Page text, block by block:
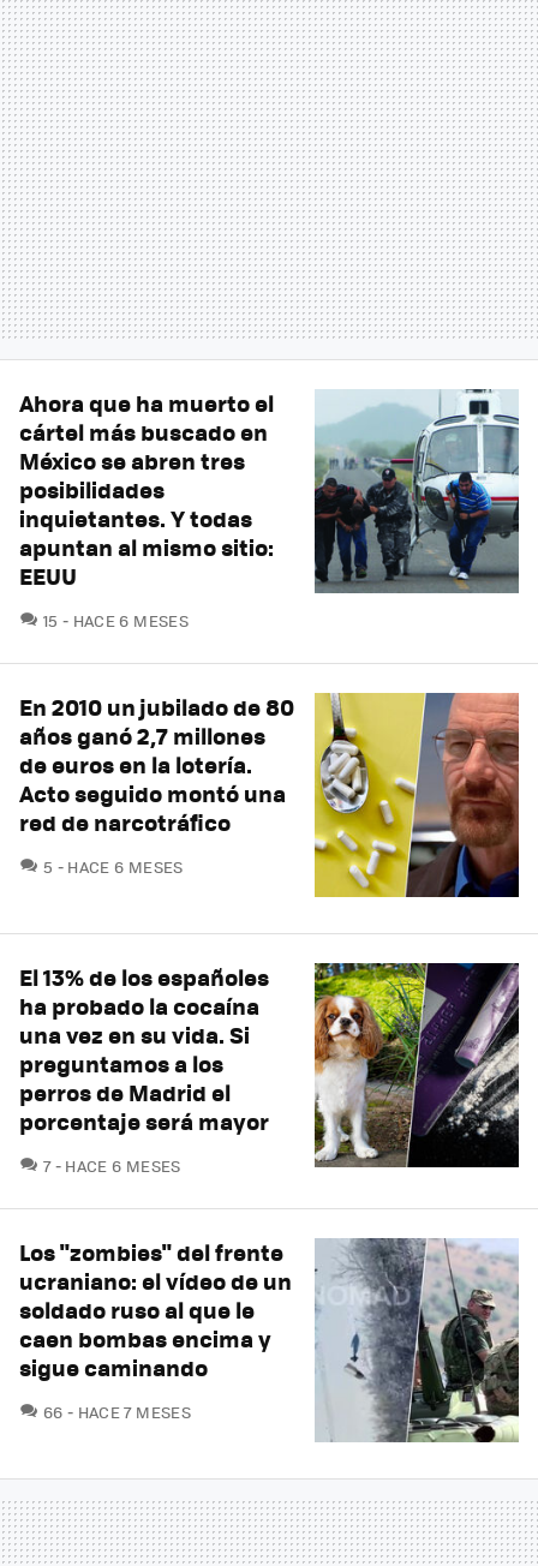
Ahora que ha muerto el
cártel más buscado en
México se abren tres
posibilidades
inquietantes. Y todas
apuntan al mismo sitio:
EEUU
15 COMENTARIOS
HACE 6 MESES
En 2010 un jubilado de 80
años ganó 2,7 millones
de euros en la lotería.
Acto seguido montó una
red de narcotráfico
5 COMENTARIOS
HACE 6 MESES
El 13% de los españoles
ha probado la cocaína
una vez en su vida. Si
preguntamos a los
perros de Madrid el
porcentaje será mayor
7COMENTARIOS
HACE 6 MESES
Los "zombies" del frente
ucraniano: el vídeo de un
soldado ruso al que le
caen bombas encima y
sigue caminando
66 COMENTARIOS
HACE 7 MESES